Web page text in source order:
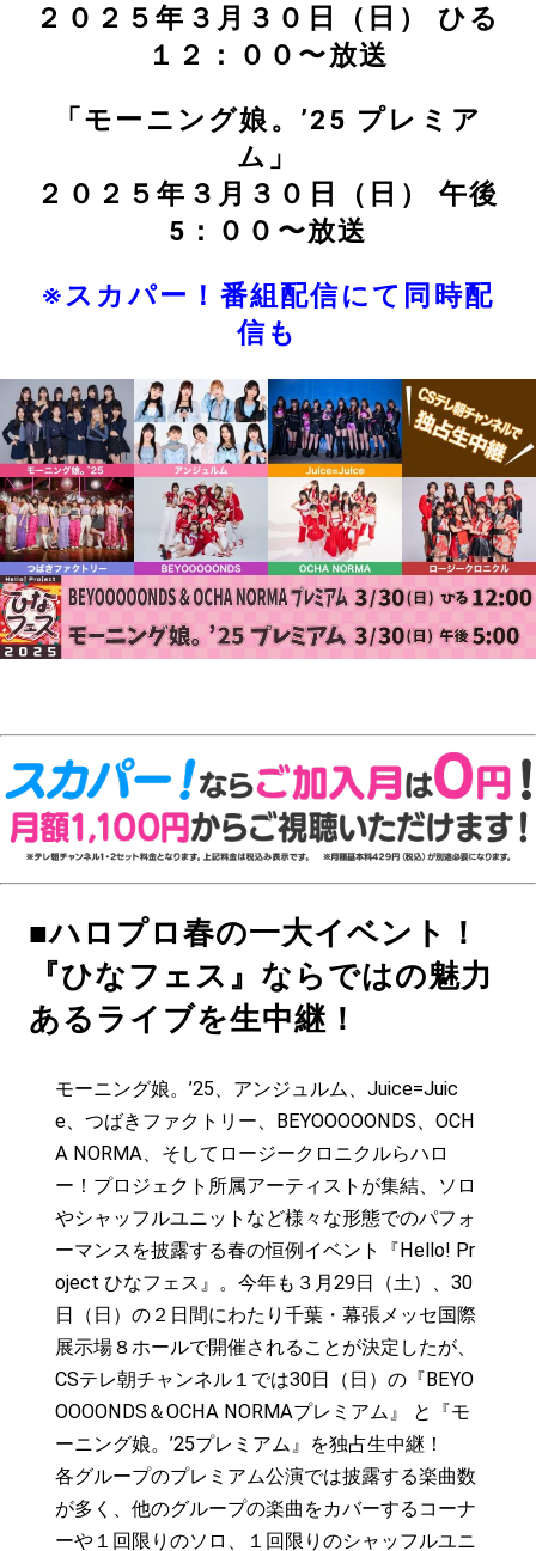
２０２５年３月３０日（日） ひる
１２：００〜放送
「モーニング娘。’25 プレミア
ム」
２０２５年３月３０日（日） 午後
5：００〜放送
※スカパー！番組配信にて同時配
信も
■ハロプロ春の一大イベント！
『ひなフェス』ならではの魅力
あるライブを生中継！
モーニング娘。’25、アンジュルム、Juice=Juic
e、つばきファクトリー、BEYOOOOONDS、OCH
A NORMA、そしてロージークロニクルらハロ
ー！プロジェクト所属アーティストが集結、ソロ
やシャッフルユニットなど様々な形態でのパフォ
ーマンスを披露する春の恒例イベント『Hello! Pr
oject ひなフェス』。今年も３月29日（土）、30
日（日）の２日間にわたり千葉・幕張メッセ国際
展示場８ホールで開催されることが決定したが、
CSテレ朝チャンネル１では30日（日）の『BEYO
OOOONDS＆OCHA NORMAプレミアム』 と『モ
ーニング娘。’25プレミアム』を独占生中継！
各グループのプレミアム公演では披露する楽曲数
が多く、他のグループの楽曲をカバーするコーナ
ーや１回限りのソロ、１回限りのシャッフルユニ